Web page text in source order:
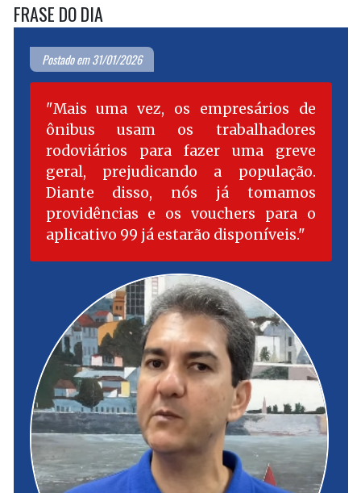
FRASE DO DIA
Postado em 31/01/2026
Mais uma vez, os empresários de
ônibus usam os trabalhadores
rodoviários para fazer uma greve
geral, prejudicando a população.
Diante disso, nós já tomamos
providências e os vouchers para o
aplicativo 99 já estarão disponíveis.